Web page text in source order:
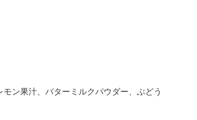
ン果汁、バターミルクパウダー、ぶどう